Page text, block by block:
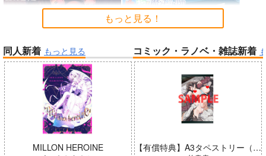
魔王マーラ煩悩学園 ～勇者、教師に 時々ボソッとロシア語でデレる勇者
のアーリャさん
帝国機神ヴォルカミオン 2 ふかふかダンジョン攻略記 19
アイドルマスター ミリオンラ
「ポケモン feat. 初音ミク VO
LTAGE Live！」Blu-ray特装
「少女☆歌劇 レヴュースタァ
ライト」スペシャルライブ “St
arry Horizon” Blu-ray(初回限
定版)
もっと見る！
同人新着 もっと見る
MILLON HEROINE
コミック・ラノベ・雑誌新着
【有償特典】A3タペストリー（ガールズゾンビパーティー 5）